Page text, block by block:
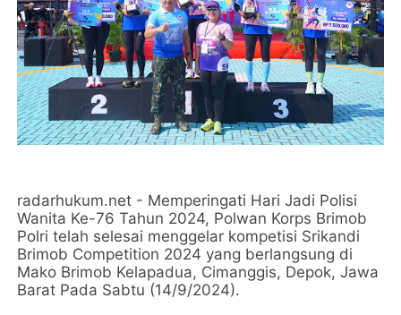
radarhukum.net - Memperingati Hari Jadi Polisi
Wanita Ke-76 Tahun 2024, Polwan Korps Brimob
Polri telah selesai menggelar kompetisi Srikandi
Brimob Competition 2024 yang berlangsung di
Mako Brimob Kelapadua, Cimanggis, Depok, Jawa
Barat Pada Sabtu (14/9/2024).